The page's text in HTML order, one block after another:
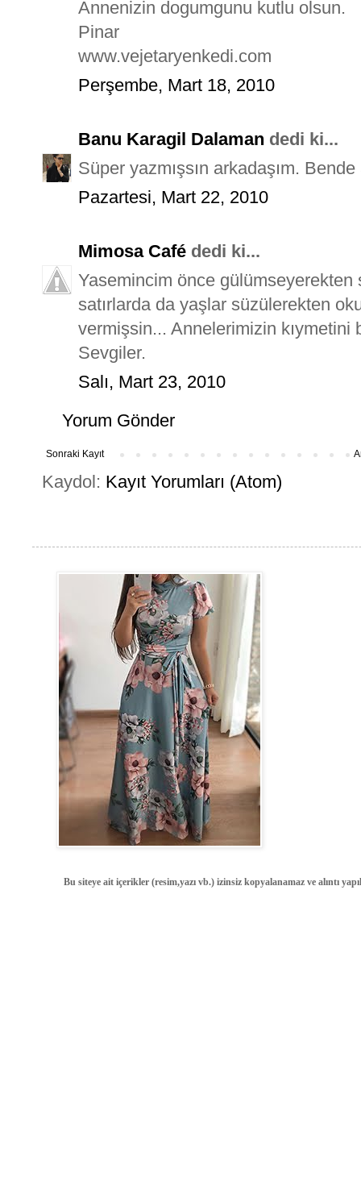
Annenizin dogumgunu kutlu olsun.
Pinar
www.vejetaryenkedi.com
Perşembe, Mart 18, 2010
Banu Karagil Dalaman dedi ki...
Süper yazmışsın arkadaşım.
Pazartesi, Mart 22, 2010
Mimosa Café dedi ki...
Yasemincim önce
satırlarda da yaşlar süzülerekten
vermişsin... Annelerimizin kıymetini
Sevgiler.
Salı, Mart 23, 2010
Yorum Gönder
Sonraki Kayıt
Kaydol: Kayıt Yorumları (Atom)
Bu siteye ait içerikler (resim,yazı vb.) izinsiz kopyalanamaz ve alıntı